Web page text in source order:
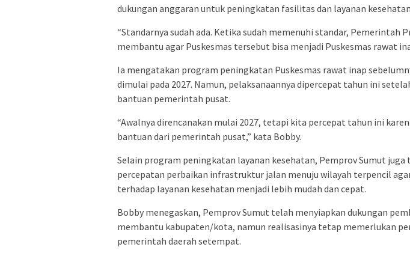
dukungan anggaran untuk peningkatan fasilitas dan layanan
“Standarnya sudah ada. Ketika sudah memenuhi standar, Pemerintah
membantu agar Puskesmas tersebut bisa menjadi Puskesmas rawat
Ia mengatakan program peningkatan Puskesmas rawat inap
dimulai pada 2027. Namun, pelaksanaannya dipercepat tahun ini
bantuan pemerintah pusat.
“Awalnya direncanakan mulai 2027, tetapi kita percepat tahun ini
bantuan dari pemerintah pusat,” kata Bobby.
Selain program peningkatan layanan kesehatan, Pemprov Sumut juga
percepatan perbaikan infrastruktur jalan menuju wilayah terpencil
terhadap layanan kesehatan menjadi lebih mudah dan cepat.
Bobby menegaskan, Pemprov Sumut telah menyiapkan dukungan
membantu kabupaten/kota, namun realisasinya tetap memerlukan
pemerintah daerah setempat.